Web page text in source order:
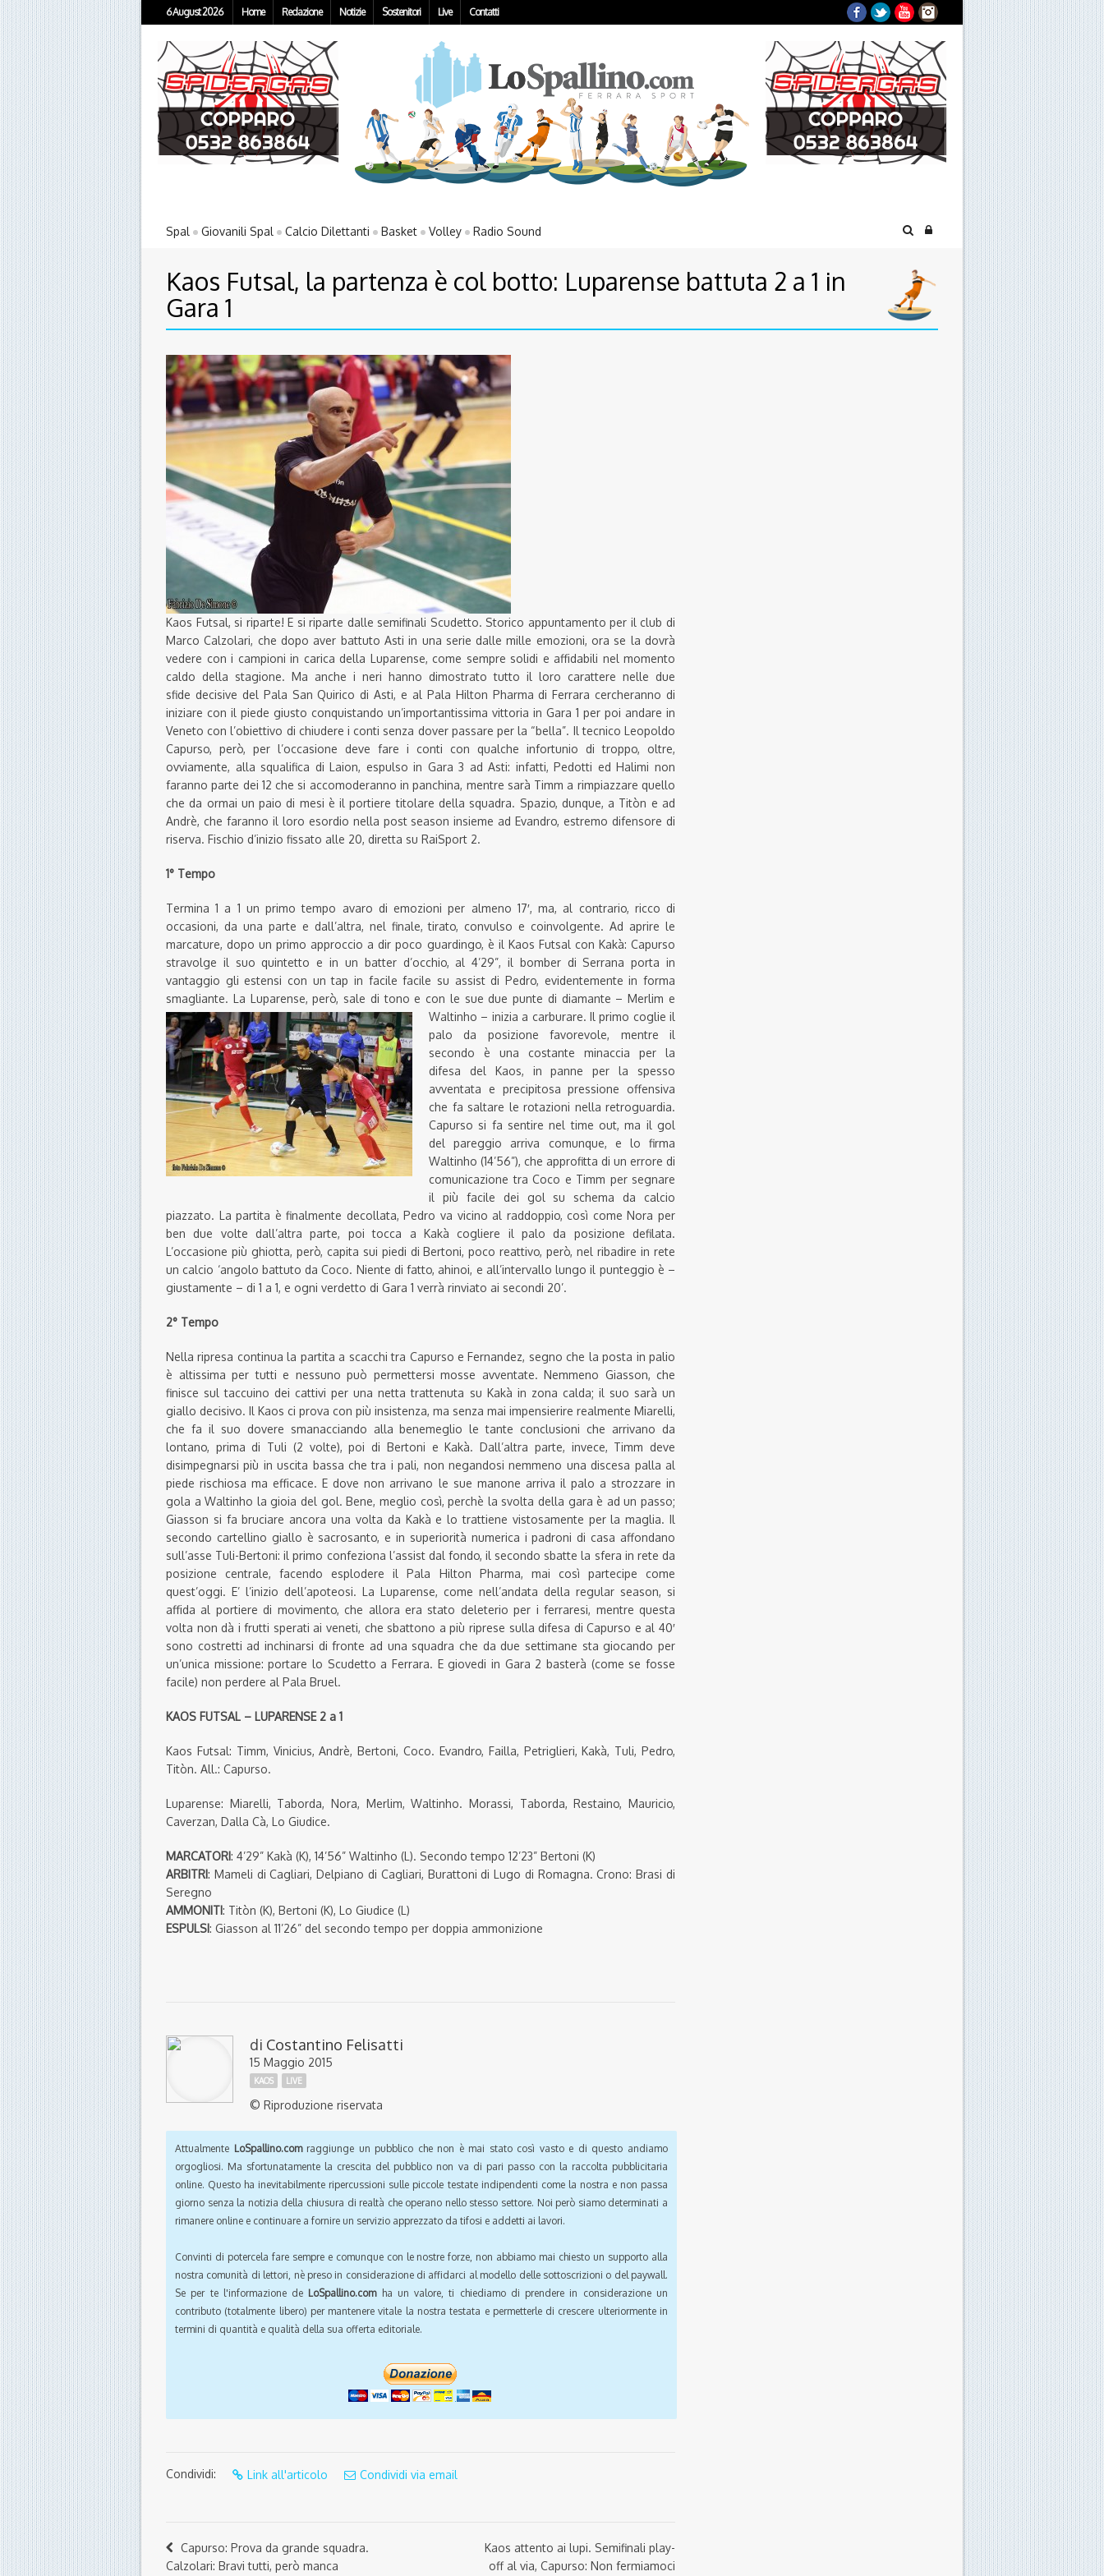
6 August 2026 Home Redazione Notizie Sostenitori Live Contatti Facebook
TwitterYouTubeInstagram
Spal Giovanili Spal Calcio Dilettanti Basket Volley Radio Sound
Kaos Futsal, la partenza è col botto: Luparense battuta 2 a 1 in
Gara 1
Kaos Futsal, si riparte! E si riparte dalle semifinali Scudetto. Storico appuntamento per il club di
Marco Calzolari, che dopo aver battuto Asti in una serie dalle mille emozioni, ora se la dovrà
vedere con i campioni in carica della Luparense, come sempre solidi e affidabili nel momento
caldo della stagione. Ma anche i neri hanno dimostrato tutto il loro carattere nelle due
sfide decisive del Pala San Quirico di Asti, e al Pala Hilton Pharma di Ferrara cercheranno di
iniziare con il piede giusto conquistando un’importantissima vittoria in Gara 1 per poi andare in
Veneto con l’obiettivo di chiudere i conti senza dover passare per la “bella”. Il tecnico Leopoldo
Capurso, però, per l’occasione deve fare i conti con qualche infortunio di troppo, oltre,
ovviamente, alla squalifica di Laion, espulso in Gara 3 ad Asti: infatti, Pedotti ed Halimi non
faranno parte dei 12 che si accomoderanno in panchina, mentre sarà Timm a rimpiazzare quello
che da ormai un paio di mesi è il portiere titolare della squadra. Spazio, dunque, a Titòn e ad
Andrè, che faranno il loro esordio nella post season insieme ad Evandro, estremo difensore di
riserva. Fischio d’inizio fissato alle 20, diretta su RaiSport 2.
1° Tempo
Termina 1 a 1 un primo tempo avaro di emozioni per almeno 17′, ma, al contrario, ricco di
occasioni, da una parte e dall’altra, nel finale, tirato, convulso e coinvolgente. Ad aprire le
marcature, dopo un primo approccio a dir poco guardingo, è il Kaos Futsal con Kakà: Capurso
stravolge il suo quintetto e in un batter d’occhio, al 4’29”, il bomber di Serrana porta in
vantaggio gli estensi con un tap in facile facile su assist di Pedro, evidentemente in forma
smagliante. La Luparense, però, sale di tono e con le sue due punte di diamante – Merlim e
Waltinho – inizia a carburare. Il primo coglie il
palo da posizione favorevole, mentre il
secondo è una costante minaccia per la
difesa del Kaos, in panne per la spesso
avventata e precipitosa pressione offensiva
che fa saltare le rotazioni nella retroguardia.
Capurso si fa sentire nel time out, ma il gol
del pareggio arriva comunque, e lo firma
Waltinho (14’56”), che approfitta di un errore di
comunicazione tra Coco e Timm per segnare
il più facile dei gol su schema da calcio
piazzato. La partita è finalmente decollata, Pedro va vicino al raddoppio, così come Nora per
ben due volte dall’altra parte, poi tocca a Kakà cogliere il palo da posizione defilata.
L’occasione più ghiotta, però, capita sui piedi di Bertoni, poco reattivo, però, nel ribadire in rete
un calcio ‘angolo battuto da Coco. Niente di fatto, ahinoi, e all’intervallo lungo il punteggio è –
giustamente – di 1 a 1, e ogni verdetto di Gara 1 verrà rinviato ai secondi 20’.
2° Tempo
Nella ripresa continua la partita a scacchi tra Capurso e Fernandez, segno che la posta in palio
è altissima per tutti e nessuno può permettersi mosse avventate. Nemmeno Giasson, che
finisce sul taccuino dei cattivi per una netta trattenuta su Kakà in zona calda; il suo sarà un
giallo decisivo. Il Kaos ci prova con più insistenza, ma senza mai impensierire realmente Miarelli,
che fa il suo dovere smanacciando alla benemeglio le tante conclusioni che arrivano da
lontano, prima di Tuli (2 volte), poi di Bertoni e Kakà. Dall’altra parte, invece, Timm deve
disimpegnarsi più in uscita bassa che tra i pali, non negandosi nemmeno una discesa palla al
piede rischiosa ma efficace. E dove non arrivano le sue manone arriva il palo a strozzare in
gola a Waltinho la gioia del gol. Bene, meglio così, perchè la svolta della gara è ad un passo;
Giasson si fa bruciare ancora una volta da Kakà e lo trattiene vistosamente per la maglia. Il
secondo cartellino giallo è sacrosanto, e in superiorità numerica i padroni di casa affondano
sull’asse Tuli-Bertoni: il primo confeziona l’assist dal fondo, il secondo sbatte la sfera in rete da
posizione centrale, facendo esplodere il Pala Hilton Pharma, mai così partecipe come
quest’oggi. E’ l’inizio dell’apoteosi. La Luparense, come nell’andata della regular season, si
affida al portiere di movimento, che allora era stato deleterio per i ferraresi, mentre questa
volta non dà i frutti sperati ai veneti, che sbattono a più riprese sulla difesa di Capurso e al 40′
sono costretti ad inchinarsi di fronte ad una squadra che da due settimane sta giocando per
un’unica missione: portare lo Scudetto a Ferrara. E giovedi in Gara 2 basterà (come se fosse
facile) non perdere al Pala Bruel.
KAOS FUTSAL – LUPARENSE 2 a 1
Kaos Futsal: Timm, Vinicius, Andrè, Bertoni, Coco. Evandro, Failla, Petriglieri, Kakà, Tuli, Pedro,
Titòn. All.: Capurso.
Luparense: Miarelli, Taborda, Nora, Merlim, Waltinho. Morassi, Taborda, Restaino, Mauricio,
Caverzan, Dalla Cà, Lo Giudice.
MARCATORI: 4’29” Kakà (K), 14’56” Waltinho (L). Secondo tempo 12’23” Bertoni (K)
ARBITRI: Mameli di Cagliari, Delpiano di Cagliari, Burattoni di Lugo di Romagna. Crono: Brasi di
Seregno
AMMONITI: Titòn (K), Bertoni (K), Lo Giudice (L)
ESPULSI: Giasson al 11’26” del secondo tempo per doppia ammonizione
di Costantino Felisatti
15 Maggio 2015
KAOS LIVE
© Riproduzione riservata
Attualmente LoSpallino.comraggiunge un pubblico che non è mai stato così vasto e di questo andiamo
orgogliosi. Ma sfortunatamente la crescita del pubblico non va di pari passo con la raccolta pubblicitaria
online. Questo ha inevitabilmente ripercussioni sulle piccole testate indipendenti come la nostra e non passa
giorno senza la notizia della chiusura di realtà che operano nello stesso settore. Noi però siamo determinati a
rimanere online e continuare a fornire un servizio apprezzato da tifosi e addetti ai lavori.
Convinti di potercela fare sempre e comunque con le nostre forze, non abbiamo mai chiesto un supporto alla
nostra comunità di lettori, nè preso in considerazione di affidarci al modello delle sottoscrizioni o del paywall.
Se per te l'informazione de LoSpallino.comha un valore, ti chiediamo di prendere in considerazione un
contributo (totalmente libero) per mantenere vitale la nostra testata e permetterle di crescere ulteriormente in
termini di quantità e qualità della sua offerta editoriale.
Condividi: Link all'articolo Condividi via email
Capurso: Prova da grande squadra.
Calzolari: Bravi tutti, però manca
Kaos attento ai lupi. Semifinali play-
off al via, Capurso: Non fermiamoci